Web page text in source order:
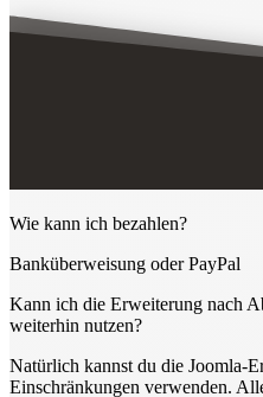
Wie kann ich bezahlen?
Banküberweisung oder PayPal
Kann ich die Erweiterung nach
weiterhin nutzen?
Natürlich kannst du die Joomla-
Einschränkungen verwenden.